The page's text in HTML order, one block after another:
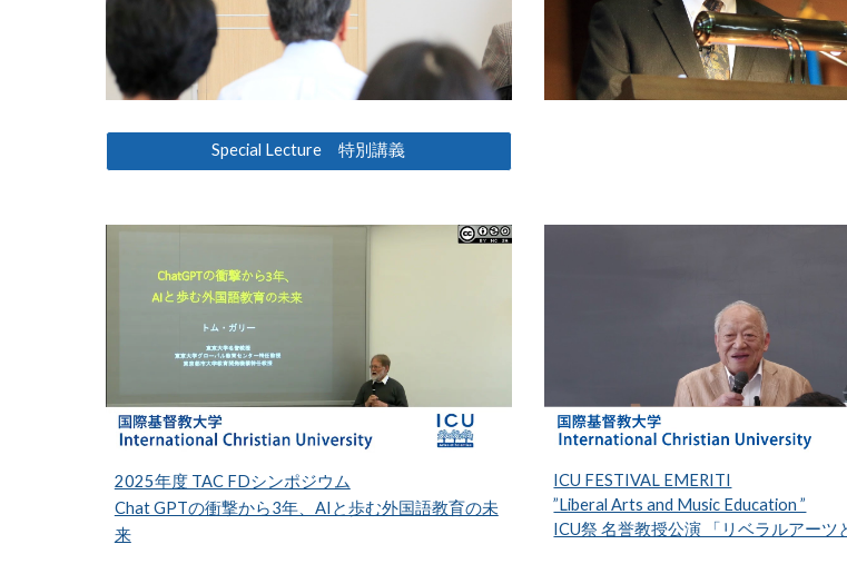
Special Lecture 特別講義
2025年度 TAC FDシンポジウム
Chat GPTの衝撃から3年、AIと歩む外国語教育の未
来
ICU FESTIVAL EMERITI
”Liberal Arts and Music Education ”
ICU祭 名誉教授公演 「リベラルアーツ